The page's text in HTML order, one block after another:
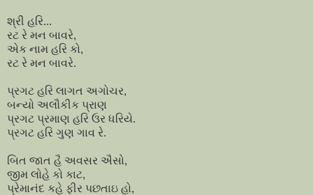
શ્રી હરિ...
રટ રે મન બાવરે,
એક નામ હરિ કો,
રટ રે મન બાવરે.
પ્રગટ હરિ લાગત અગોચર,
બન્યો અલૌકીક પ્રાણ
પ્રગટ પ્રમાણ હરિ ઉર ધરિયે.
પ્રગટ હરિ ગુણ ગાવ રે.
બિત જાત હૈ અવસર ઐસો,
જીમ લોહે કો કાટ,
પ્રેમાનંદ કહે ફીર પછતાઇ હો,